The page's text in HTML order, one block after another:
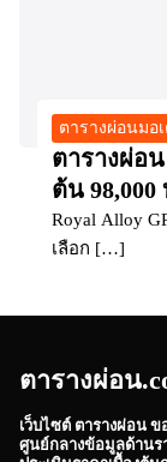
ตารางผ่อนมอ
ตารางผ่อน
ต้น 98,000
Royal Alloy
เลือก […]
ตารางผ่อน
เว็บไซต์ ตารางผ่อน ข
ศูนย์กลางข้อมูลด้านร